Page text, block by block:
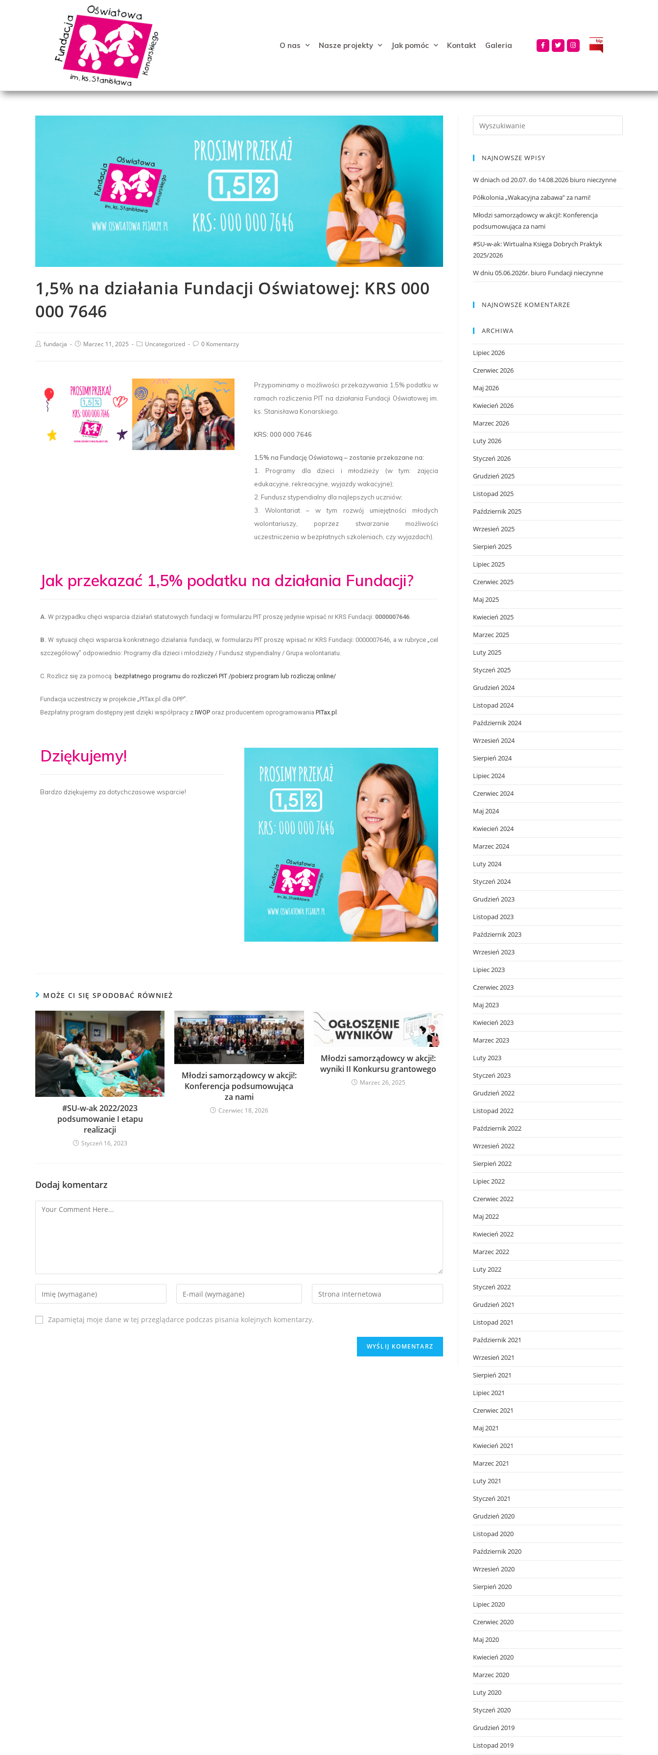
O nas Nasze projekty Jak pomóc Kontakt Galeria
1,5% na działania Fundacji Oświatowej: KRS 000
000 7646
fundacja Marzec 11, 2025 Uncategorized 0 Komentarzy
Przypominamy o możliwości przekazywania 1,5% podatku w
ramach rozliczenia PIT na działania Fundacji Oświatowej im.
ks. Stanisława Konarskiego.
KRS: 000 000 7646
1,5% na Fundację Oświatową – zostanie przekazane na:
1. Programy dla dzieci i młodzieży (w tym: zajęcia
edukacyjne, rekreacyjne, wyjazdy wakacyjne);
2. Fundusz stypendialny dla najlepszych uczniów;
3. Wolontariat – w tym rozwój umiejętności młodych
wolontariuszy, poprzez stwarzanie możliwości
uczestniczenia w bezpłatnych szkoleniach, czy wyjazdach).
Jak przekazać 1,5% podatku na działania Fundacji?
A. W przypadku chęci wsparcia działań statutowych fundacji w formularzu PIT proszę jedynie wpisać nr KRS Fundacji: 0000007646
B. W sytuacji chęci wsparcia konkretnego działania fundacji, w formularzu PIT proszę wpisać nr KRS Fundacji: 0000007646, a w rubryce „cel
szczegółowy” odpowiednio: Programy dla dzieci i młodzieży / Fundusz stypendialny / Grupa wolontariatu.
C. Rozlicz się za pomocą bezpłatnego programu do rozliczeń PIT /pobierz program lub rozliczaj online/
Fundacja uczestniczy w projekcie „PITax.pl dla OPP”.
Bezpłatny program dostępny jest dzięki współpracy z IWOP oraz producentem oprogramowania PITax.pl
Dziękujemy!
Bardzo dziękujemy za dotychczasowe wsparcie!
MOŻE CI SIĘ SPODOBAĆ RÓWNIEŻ
#SU-w-ak 2022/2023
podsumowanie I etapu
realizacji
Styczeń 16, 2023
Młodzi samorządowcy w akcji!:
Konferencja podsumowująca
za nami
Czerwiec 18, 2026
Młodzi samorządowcy w akcji!:
wyniki II Konkursu grantowego
Marzec 26, 2025
Dodaj komentarz
Zapamiętaj moje dane w tej przeglądarce podczas pisania kolejnych komentarzy.
NAJNOWSZE WPISY
W dniach od 20.07. do 14.08.2026 biuro nieczynne
Półkolonia „Wakacyjna zabawa” za nami!
Młodzi samorządowcy w akcji!: Konferencja
podsumowująca za nami
#SU-w-ak: Wirtualna Księga Dobrych Praktyk
2025/2026
W dniu 05.06.2026r. biuro Fundacji nieczynne
NAJNOWSZE KOMENTARZE
ARCHIWA
Lipiec 2026
Czerwiec 2026
Maj 2026
Kwiecień 2026
Marzec 2026
Luty 2026
Styczeń 2026
Grudzień 2025
Listopad 2025
Październik 2025
Wrzesień 2025
Sierpień 2025
Lipiec 2025
Czerwiec 2025
Maj 2025
Kwiecień 2025
Marzec 2025
Luty 2025
Styczeń 2025
Grudzień 2024
Listopad 2024
Październik 2024
Wrzesień 2024
Sierpień 2024
Lipiec 2024
Czerwiec 2024
Maj 2024
Kwiecień 2024
Marzec 2024
Luty 2024
Styczeń 2024
Grudzień 2023
Listopad 2023
Październik 2023
Wrzesień 2023
Lipiec 2023
Czerwiec 2023
Maj 2023
Kwiecień 2023
Marzec 2023
Luty 2023
Styczeń 2023
Grudzień 2022
Listopad 2022
Październik 2022
Wrzesień 2022
Sierpień 2022
Lipiec 2022
Czerwiec 2022
Maj 2022
Kwiecień 2022
Marzec 2022
Luty 2022
Styczeń 2022
Grudzień 2021
Listopad 2021
Październik 2021
Wrzesień 2021
Sierpień 2021
Lipiec 2021
Czerwiec 2021
Maj 2021
Kwiecień 2021
Marzec 2021
Luty 2021
Styczeń 2021
Grudzień 2020
Listopad 2020
Październik 2020
Wrzesień 2020
Sierpień 2020
Lipiec 2020
Czerwiec 2020
Maj 2020
Kwiecień 2020
Marzec 2020
Luty 2020
Styczeń 2020
Grudzień 2019
Listopad 2019